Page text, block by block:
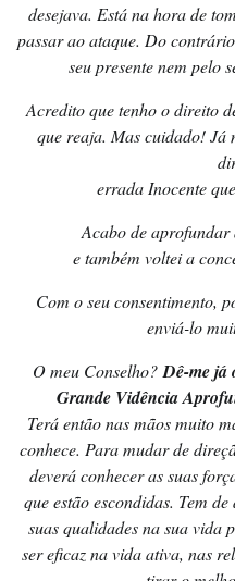
desejava. Está na hora de
passar ao ataque. Do
seu presente nem
Acredito que tenho o direito
que reaja. Mas cuidado!
errada Inocente
Acabo de
e também voltei a
Com o seu consentimento,
enviá-lo
O meu Conselho? Dê-me já
Grande Vidência
Terá então nas mãos muito
conhece. Para mudar de
deverá conhecer as suas
que estão escondidas. Tem
suas qualidades na sua vida
ser eficaz na vida ativa, nas